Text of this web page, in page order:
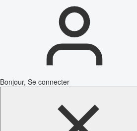
Bonjour, Se connecter